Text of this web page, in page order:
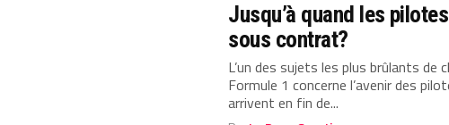
Jusqu’à quand les
sous contrat?
L’un des sujets les plus brûlants de
Formule 1 concerne l’avenir des
arrivent en fin de...